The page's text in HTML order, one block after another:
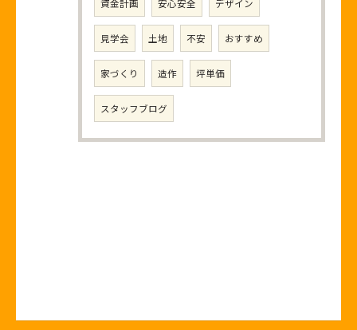
資金計画 安心安全 デザイン
見学会 土地 不安 おすすめ
家づくり 造作 坪単価
スタッフブログ